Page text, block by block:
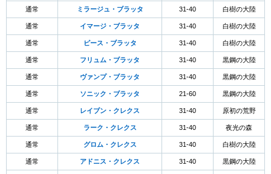
通常 ミラージュ・ブラッタ 31-40 白樹の大陸
通常 イマージ・ブラッタ 31-40 白樹の大陸
通常 ピース・ブラッタ 31-40 白樹の大陸
通常 フリュム・ブラッタ 31-40 黒鋼の大陸
通常 ヴァンプ・ブラッタ 31-40 黒鋼の大陸
通常 ソニック・ブラッタ 21-60 黒鋼の大陸
通常 レイブン・クレクス 31-40 原初の荒野
通常 ラーク・クレクス 31-40 夜光の森
通常 グロム・クレクス 31-40 白樹の大陸
通常 アドニス・クレクス 31-40 黒鋼の大陸